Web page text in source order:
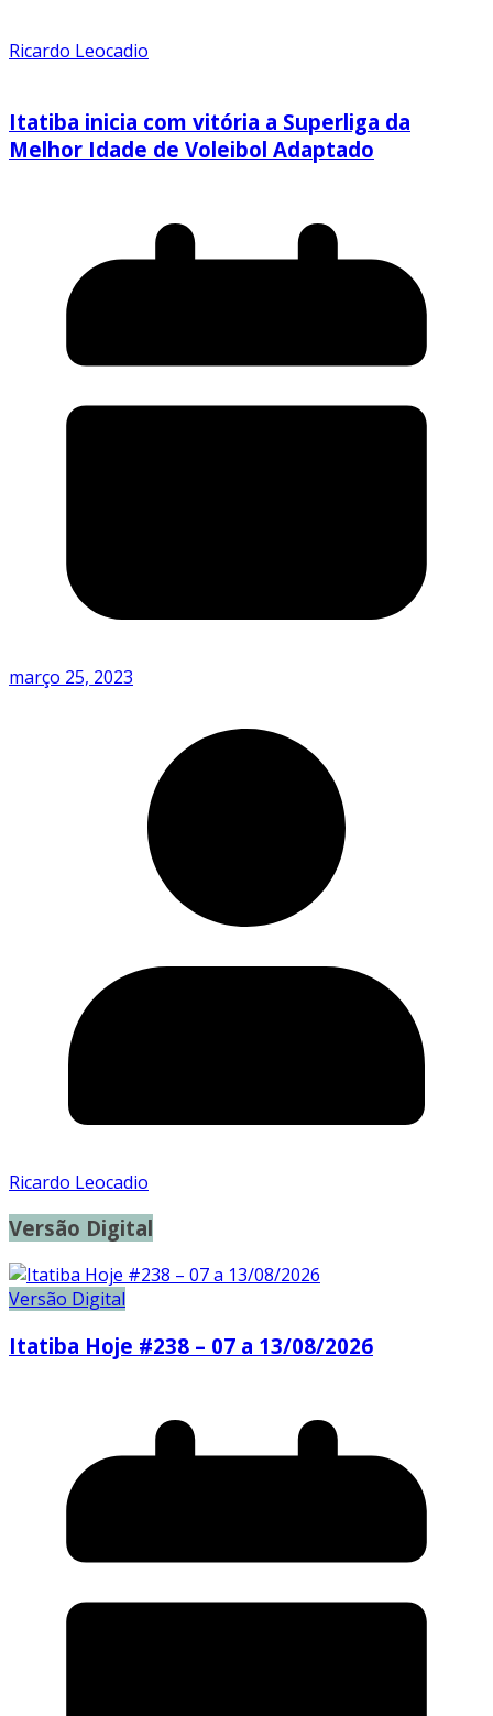
Ricardo Leocadio
Itatiba inicia com vitória a Superliga da
Melhor Idade de Voleibol Adaptado
março 25, 2023
Ricardo Leocadio
Versão Digital
Versão Digital
Itatiba Hoje #238 – 07 a 13/08/2026